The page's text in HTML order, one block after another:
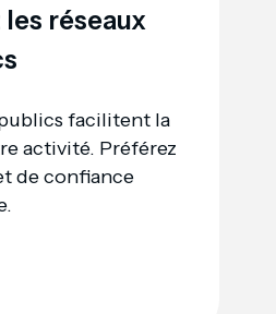
les réseaux
facilitent la
activité. Préférez
de confiance